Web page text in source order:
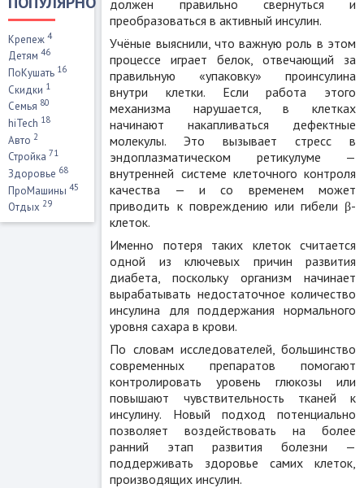
Крепеж 4
Детям 46
ПоКушать 16
Скидки 1
Семья 80
hiTech 18
Авто 2
Стройка 71
Здоровье 68
ПроМашины 45
Отдых 29
должен правильно свернуться и
преобразоваться в активный инсулин.
Учёные выяснили, что важную роль в этом
процессе играет белок, отвечающий за
правильную «упаковку» проинсулина
внутри клетки. Если работа этого
механизма нарушается, в клетках
начинают накапливаться дефектные
молекулы. Это вызывает стресс в
эндоплазматическом ретикулуме —
внутренней системе клеточного контроля
качества — и со временем может
приводить к повреждению или гибели β-
клеток.
Именно потеря таких клеток считается
одной из ключевых причин развития
диабета, поскольку организм начинает
вырабатывать недостаточное количество
инсулина для поддержания нормального
уровня сахара в крови.
По словам исследователей, большинство
современных препаратов помогают
контролировать уровень глюкозы или
повышают чувствительность тканей к
инсулину. Новый подход потенциально
позволяет воздействовать на более
ранний этап развития болезни —
поддерживать здоровье самих клеток,
производящих инсулин.